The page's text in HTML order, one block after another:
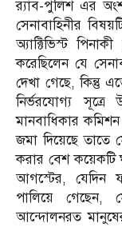
র‍্যাব-পুলিশ এর
সেনাবাহিনীর
অ্যাক্টিভিস্ট
করেছিলেন যে
দেখা গেছে, কিন্তু
নির্ভরযোগ্য
মানবাধিকার
জমা দিয়েছে তাতে
করার বেশ কয়েকটি
আগস্টের, যেদিন
পালিয়ে গেছেন,
আন্দোলনরত